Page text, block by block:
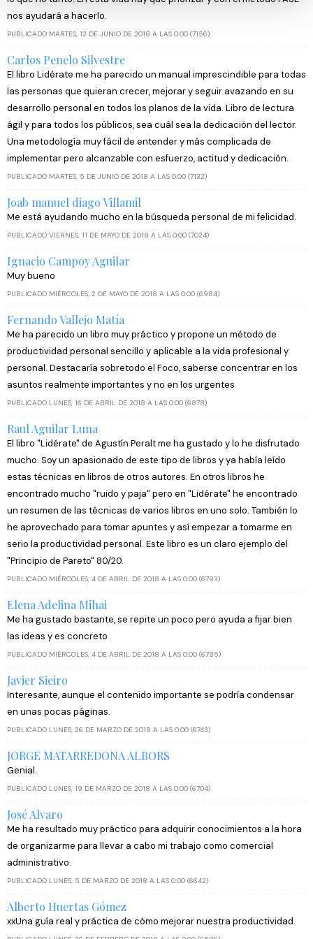
consentimiento en cualquier momento en la Declaración
de cookies.
Las cookies de este sitio web se usan para personalizar
el contenido y los anuncios, ofrecer funciones de redes
sociales y analizar el tráfico. Además, compartimos
información sobre el uso que haga del sitio web con
nuestros partners de redes sociales, publicidad y análisis
web, quienes pueden combinarla con otra información
que les haya proporcionado o que hayan recopilado a
partir del uso que haya hecho de sus servicios.
nos ayudará a hacerlo.
PUBLICADO MARTES, 12 DE JUNIO DE 2018 A LAS 0:00 (7156)
Carlos Penelo Silvestre
El libro Lidérate me ha parecido un manual imprescindible para todas
las personas que quieran crecer, mejorar y seguir avazando en su
desarrollo personal en todos los planos de la vida. Libro de lectura
ágil y para todos los públicos, sea cuál sea la dedicación del lector.
Una metodología muy fácil de entender y más complicada de
implementar pero alcanzable con esfuerzo, actitud y dedicación.
PUBLICADO MARTES, 5 DE JUNIO DE 2018 A LAS 0:00 (7132)
Joab manuel diago Villamil
Me está ayudando mucho en la búsqueda personal de mi felicidad.
PUBLICADO VIERNES, 11 DE MAYO DE 2018 A LAS 0:00 (7024)
Ignacio Campoy Aguilar
Muy bueno
PUBLICADO MIÉRCOLES, 2 DE MAYO DE 2018 A LAS 0:00 (6984)
Fernando Vallejo Matía
Me ha parecido un libro muy práctico y propone un método de
productividad personal sencillo y aplicable a la vida profesional y
personal. Destacaría sobretodo el Foco, saberse concentrar en los
asuntos realmente importantes y no en los urgentes
PUBLICADO LUNES, 16 DE ABRIL DE 2018 A LAS 0:00 (6878)
Raul Aguilar Luna
El libro "Lidérate" de Agustín Peralt me ha gustado y lo he disfrutado
mucho. Soy un apasionado de este tipo de libros y ya había leído
estas técnicas en libros de otros autores. En otros libros he
encontrado mucho "ruido y paja" pero en "Lidérate" he encontrado
un resumen de las técnicas de varios libros en uno solo. También lo
he aprovechado para tomar apuntes y así empezar a tomarme en
serio la productividad personal. Este libro es un claro ejemplo del
"Principio de Pareto" 80/20.
PUBLICADO MIÉRCOLES, 4 DE ABRIL DE 2018 A LAS 0:00 (6793)
Elena Adelina Mihai
Me ha gustado bastante, se repite un poco pero ayuda a fijar bien
las ideas y es concreto
PUBLICADO MIÉRCOLES, 4 DE ABRIL DE 2018 A LAS 0:00 (6795)
Javier Sieiro
Interesante, aunque el contenido importante se podría condensar
en unas pocas páginas.
PUBLICADO LUNES, 26 DE MARZO DE 2018 A LAS 0:00 (6743)
JORGE MATARREDONA ALBORS
Genial.
PUBLICADO LUNES, 19 DE MARZO DE 2018 A LAS 0:00 (6704)
José Alvaro
Me ha resultado muy práctico para adquirir conocimientos a la hora
de organizarme para llevar a cabo mi trabajo como comercial
administrativo.
PUBLICADO LUNES, 5 DE MARZO DE 2018 A LAS 0:00 (6642)
Alberto Huertas Gómez
xxUna guía real y práctica de cómo mejorar nuestra productividad.